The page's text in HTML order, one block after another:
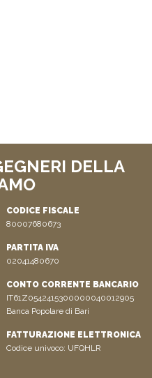
DELLA
CODICE FISCALE
80007680673
PARTITA IVA
02041480670
CONTO CORRENTE BANCARIO
IT61Z0542415300000040012905
Banca Popolare di Bari
FATTURAZIONE ELETTRONICA
Codice univoco: UFQHLR